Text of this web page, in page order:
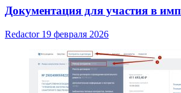
Документация для участия в
Redactor 19 февраля 2026